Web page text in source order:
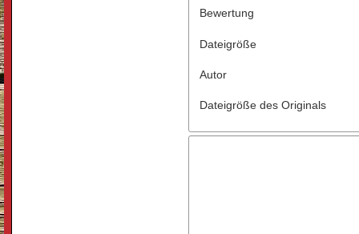
Bewertung
Dateigröße
Autor
Dateigröße des Originals